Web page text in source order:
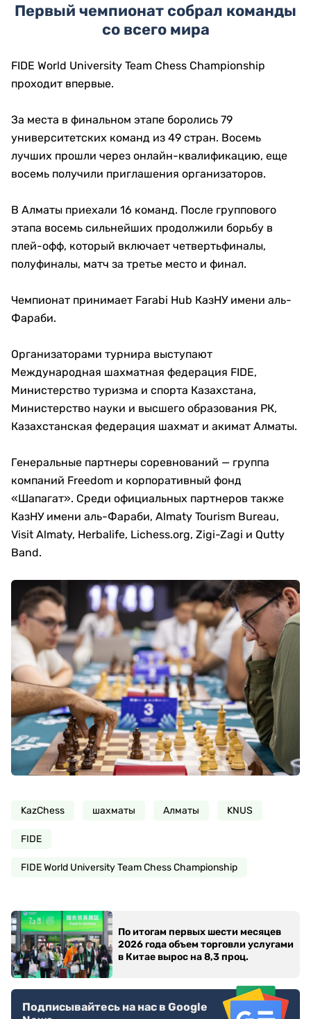
Первый чемпионат собрал команды
со всего мира
FIDE World University Team Chess Championship
проходит впервые.
За места в финальном этапе боролись 79
университетских команд из 49 стран. Восемь
лучших прошли через онлайн-квалификацию, еще
восемь получили приглашения организаторов.
В Алматы приехали 16 команд. После группового
этапа восемь сильнейших продолжили борьбу в
плей-офф, который включает четвертьфиналы,
полуфиналы, матч за третье место и финал.
Чемпионат принимает Farabi Hub КазНУ имени аль-
Фараби.
Организаторами турнира выступают
Международная шахматная федерация FIDE,
Министерство туризма и спорта Казахстана,
Министерство науки и высшего образования РК,
Казахстанская федерация шахмат и акимат Алматы.
Генеральные партнеры соревнований — группа
компаний Freedom и корпоративный фонд
«Шапагат». Среди официальных партнеров также
КазНУ имени аль-Фараби, Almaty Tourism Bureau,
Visit Almaty, Herbalife, Lichess.org, Zigi-Zagi и Qutty
Band.
KazChess шахматы Алматы KNUS
FIDE
FIDE World University Team Chess Championship
По итогам первых шести месяцев
2026 года объем торговли услугами
в Китае вырос на 8,3 проц.
Подписывайтесь на нас в Google